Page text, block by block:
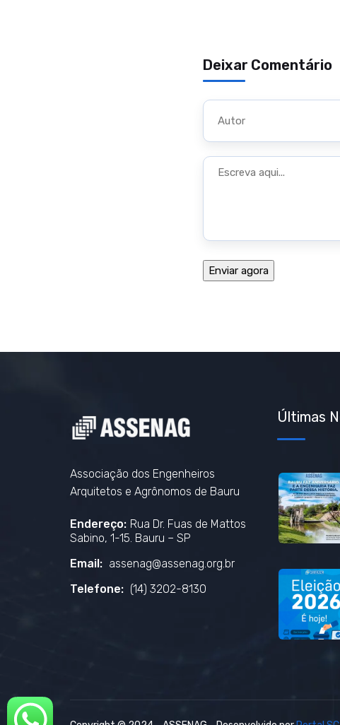
Deixar Comentário
Associação dos Engenheiros
Arquitetos e Agrônomos de Bauru
Endereço: Rua Dr. Fuas de Mattos
Sabino, 1-15. Bauru – SP
Email: assenag@assenag.org.br
Telefone: (14) 3202-8130
Últimas